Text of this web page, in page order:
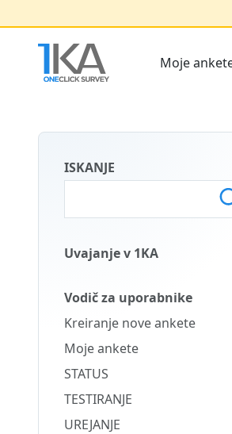
to
content
SLO
Moje
ISKANJE
Menu
SLO
Uvajanje v 1KA
Vodič za uporabnike
Kreiranje nove ankete
Moje ankete
STATUS
TESTIRANJE
UREJANJE